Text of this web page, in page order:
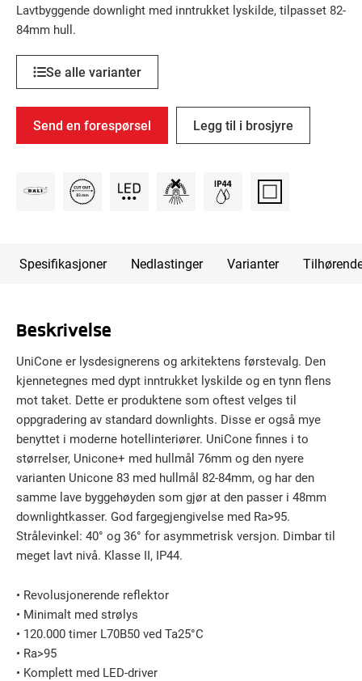
Lavtbyggende downlight med inntrukket lyskilde, tilpasset 82-
84mm hull.
Se alle varianter
Send en forespørsel Legg til i brosjyre
Spesifikasjoner Nedlastinger Varianter
Beskrivelse
UniCone er lysdesignerens og arkitektens førstevalg. Den
kjennetegnes med dypt inntrukket lyskilde og en tynn flens
mot taket. Dette er produktene som oftest velges til
oppgradering av standard downlights. Disse er også mye
benyttet i moderne hotellinteriører. UniCone finnes i to
størrelser, Unicone+ med hullmål 76mm og den nyere
varianten Unicone 83 med hullmål 82-84mm, og har den
samme lave byggehøyden som gjør at den passer i 48mm
downlightkasser. God fargegjengivelse med Ra>95.
Strålevinkel: 40° og 36° for asymmetrisk versjon. Dimbar til
meget lavt nivå. Klasse II, IP44.
• Revolusjonerende reflektor
• Minimalt med strølys
• 120.000 timer L70B50 ved Ta25°C
• Ra>95
• Komplett med LED-driver